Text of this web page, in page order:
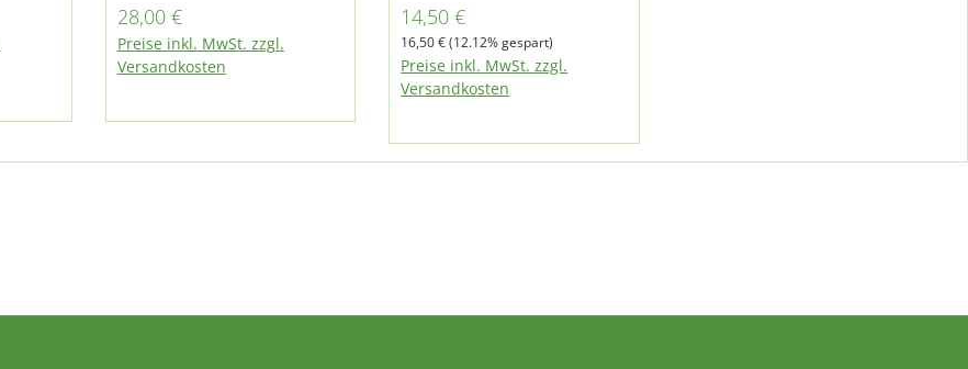
Regulärer Preis:
28,00 €
Preise inkl. MwSt. zzgl.
Versandkosten
Verkaufspreis:
14,50 €
Regulärer Preis:
16,50 €(12.12% gespart)
Preise inkl. MwSt. zzgl.
Versandkosten